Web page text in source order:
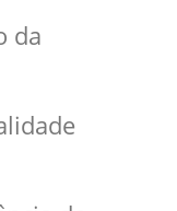
da